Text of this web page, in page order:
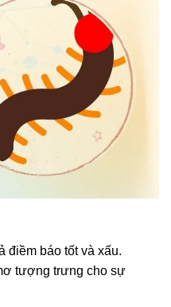
điềm báo tốt và xấu.
tượng trưng cho sự